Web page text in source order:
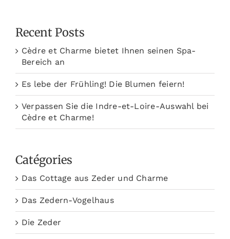
Recent Posts
Cèdre et Charme bietet Ihnen seinen Spa-
Bereich an
Es lebe der Frühling! Die Blumen feiern!
Verpassen Sie die Indre-et-Loire-Auswahl bei
Cèdre et Charme!
Catégories
Das Cottage aus Zeder und Charme
Das Zedern-Vogelhaus
Die Zeder